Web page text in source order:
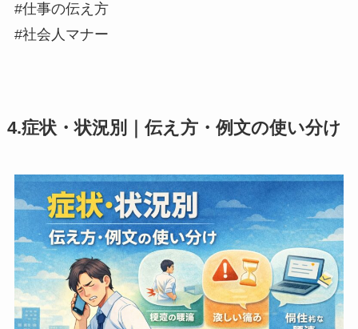
#仕事の伝え方
#社会人マナー
4.症状・状況別｜伝え方・例文の使い分け